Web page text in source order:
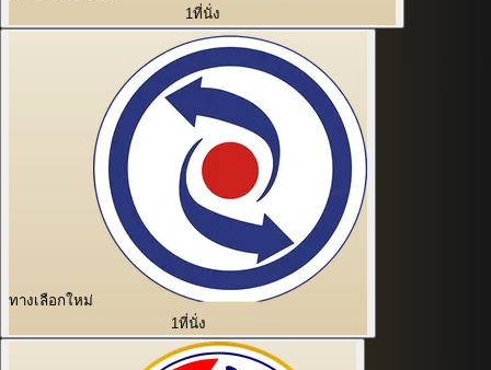
1ที่นั่ง
ทางเลือกใหม่
1ที่นั่ง